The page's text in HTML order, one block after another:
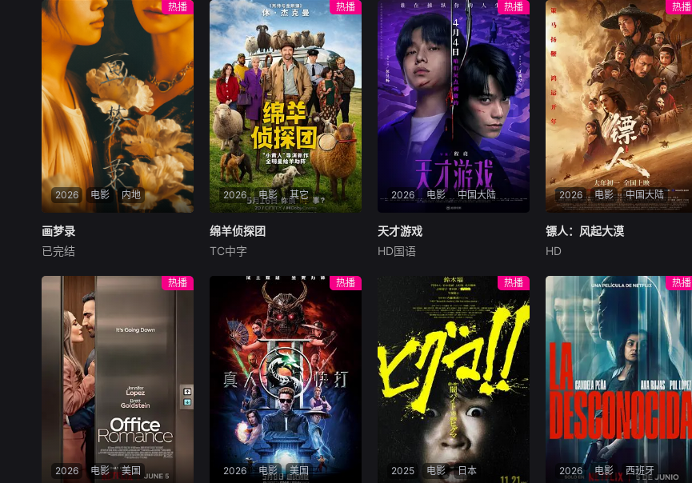
amp;quot;露西&amp;quot;骨
架化石在此出土，向世界证明
这里是人类先祖直立行走的起
点；西南部的卡法高原，则孕
育了世界上第一杯咖啡的醇
香。本片以&amp;quot;起源&
amp;quot;为
场、文化宫以及安达卢斯研究
中心等建筑的精彩影像展示，
守护并呈现着这座城市古老的
历史。参加“节目交
映十大王朝的政治、军事、经
济、文化、艺术、科技等方面
的成就，让历史自己来说话，
深刻揭示中国社会由
像，深入探寻这款当代&amp;
quot;情绪释放器&amp;quot;
如何一辣解千愁。本季我们再
次出发，走遍辣域多地，用火
辣风味串联市井日常与人间温
情，描摹国人豁达热烈、向阳
而生的生活本色。
2026 电影 内地
热播
画梦录
代露娃
民国的上海滩，身怀绝技的孤
女画师许雁真，意外与身陷危
局的融汇银行总账姜心羽产生
交集。姜心羽遭人陷害，只得
与许雁真结盟，彼时银行欲将
国宝名画低价卖给外国人，许
雁真凭借自身精湛画技仿造名
画、偷天换日。几经波折，两
人联手在各方势力的夹缝间巧
妙周旋，共历险阻，破解重重
困境。
画梦录
已完结
2026 电影 其它
热播
绵羊侦探团
牧羊人乔治（休·杰克曼
饰）最爱给羊群读侦探小说，
没想到自己有一天会离奇死
亡。他留下的3000万巨额遗
产，让每个人貌似都有犯罪动
机。警察毫无头绪之时，羊群
们决定“不务正业”迈出牧场，
追查牧羊人“躺平
绵羊侦探团
TC中字
2026 电影 中国大陆
热播
天才游戏
彭昱畅
穷途末路的天才少年刘全龙
（彭昱畅 饰），被偏执富家公
子陈伦（丁禹兮 饰）选中，被
迫踏入一场为他量身打造的
“换命游戏”。豪华别墅、名车
名表、神秘女友全部备齐，在
陈伦的精心打造下，刘全龙瞬
间拥有顶配人生。
天才游戏
HD国语
2026 电影 中国大陆
热播
镖人：风起大漠
大漠之上，镖人、官府、西域
五大家族等多方势力盘根错
节、暗潮涌动。“天字第二号
逃犯”刀马接下特殊押镖任
务，和同伴一起从西域护镖远
赴长安。不料，他们的护送对
象竟是“天字第一号逃犯”知世
郎……天下熙熙皆为利来，各
方势力闻风入局，抢镖厮杀接
连上演……
镖人：风起大漠
HD
2026 电影 美国
热播
2026 电影 美国
热播
2025 电影 日本
热播
2026 电影 西班牙
热播